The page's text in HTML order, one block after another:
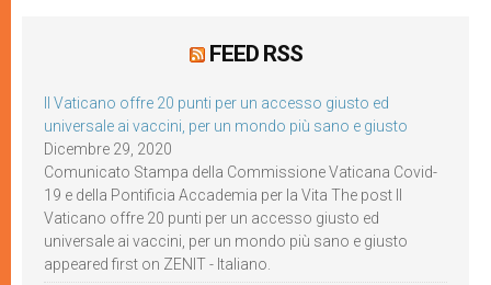
FEED RSS
Il Vaticano offre 20 punti per un accesso giusto ed
universale ai vaccini, per un mondo più sano e giusto
Dicembre 29, 2020
Comunicato Stampa della Commissione Vaticana Covid-
19 e della Pontificia Accademia per la Vita The post Il
Vaticano offre 20 punti per un accesso giusto ed
universale ai vaccini, per un mondo più sano e giusto
appeared first on ZENIT - Italiano.